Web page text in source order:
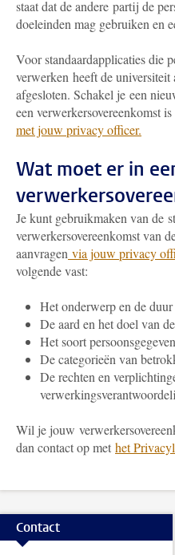
staat dat de andere partij de
doeleinden mag gebruiken en
Voor standaardapplicaties die
verwerken heeft de universiteit
afgesloten. Schakel je een
een verwerkersovereenkomst
met jouw privacy officer.
Wat moet er in
Je kunt gebruikmaken van de
verwerkersovereenkomst van
aanvragen via jouw privacy
volgende vast:
Het onderwerp en de
De aard en het doel van
Het soort
De categorieën van
De rechten en
Wil je jouw
dan contact op met het
Contact